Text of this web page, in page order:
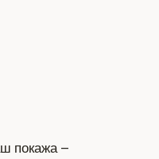
покажа –